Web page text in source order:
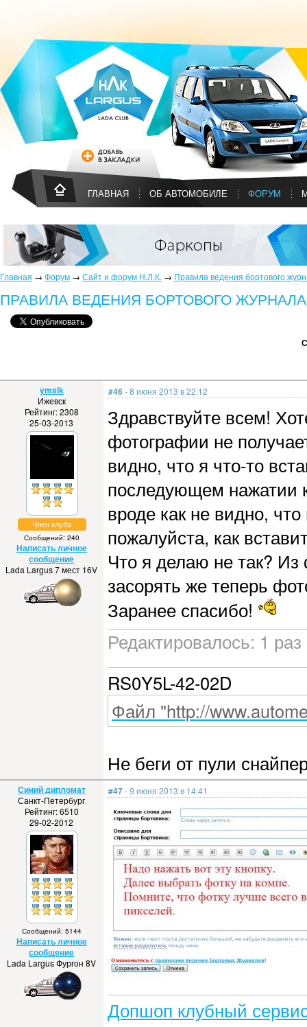
ГЛАВНАЯ ОБ АВТОМОБИЛЕ ФОРУМ
Главная → Форум → Сайт и форум Н.Л.К. → Правила ведения бортового
ПРАВИЛА ВЕДЕНИЯ БОРТОВОГО ЖУРНАЛА
ymsik
Ижевск
Рейтинг: 2308
25-03-2013
Член клуба
Сообщений: 240
Написать личное
сообщение
Lada Largus 7 мест 16V
#46- 8 июня 2013 в 22:12
Здравствуйте всем!
фотографии не
видно, что я что-то
последующем нажатии
вроде как не видно,
пожалуйста, как
Что я делаю не так?
засорять же теперь
Заранее спасибо!
Редактировалось: 1
RS0Y5L-42-02D
Файл "http://
Не беги от пули
Синий дипломат
Санкт-Петербург
Рейтинг: 6510
29-02-2012
Сообщений: 5144
Написать личное
сообщение
Lada Largus Фургон 8V
#47- 9 июня 2013 в 14:41
Допшоп клубный